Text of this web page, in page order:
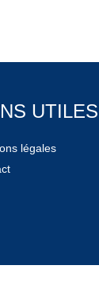
UTILES
légales